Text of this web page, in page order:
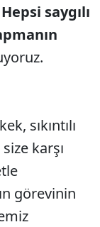
saygılı
sıkıntılı
karşı
görevinin